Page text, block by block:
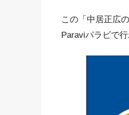
この「中居正広
Paraviパラビで行